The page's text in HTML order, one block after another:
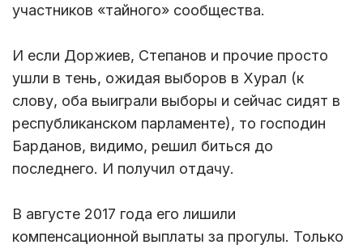
участников «тайного» сообщества.
И если Доржиев, Степанов и прочие просто
ушли в тень, ожидая выборов в Хурал (к
слову, оба выиграли выборы и сейчас сидят в
республиканском парламенте), то господин
Барданов, видимо, решил биться до
последнего. И получил отдачу.
В августе 2017 года его лишили
компенсационной выплаты за прогулы. Только